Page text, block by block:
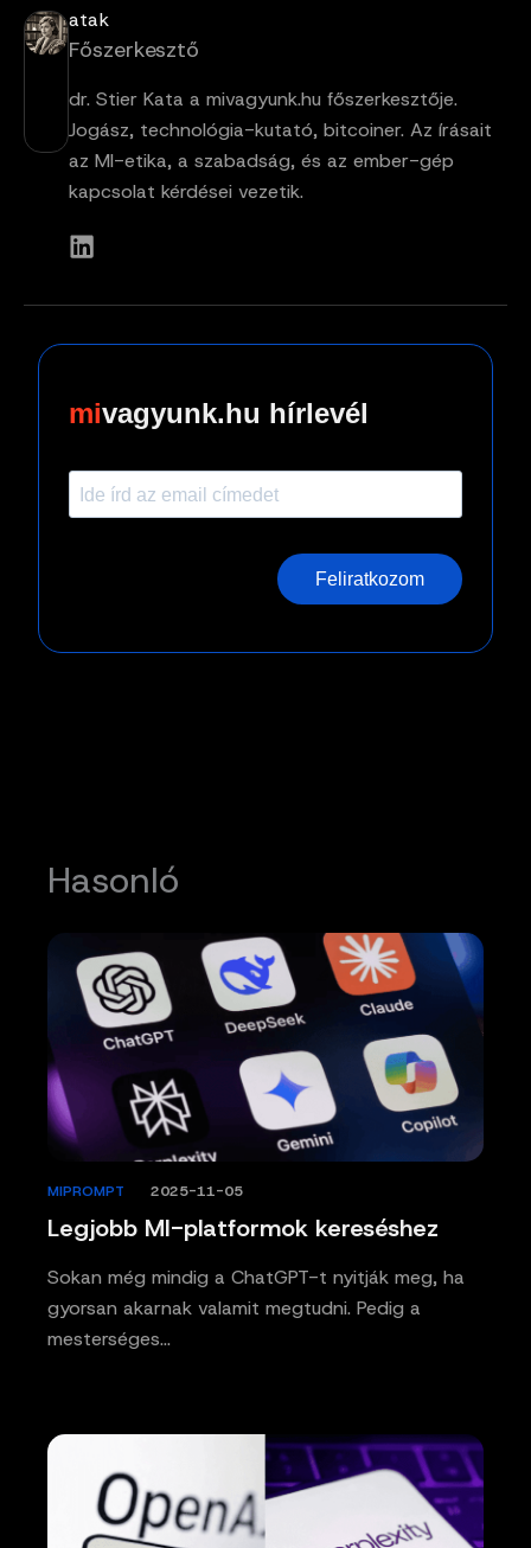
atak
Főszerkesztő
dr. Stier Kata a mivagyunk.hu főszerkesztője.
Jogász, technológia-kutató, bitcoiner. Az írásait
az MI-etika, a szabadság, és az ember-gép
kapcsolat kérdései vezetik.
vagyunk.hu hírlevél
Feliratkozom
Hasonló
Legjobb MI-platformok kereséshez
MIPROMPT 2025-11-05
Sokan még mindig a ChatGPT-t nyitják meg, ha
gyorsan akarnak valamit megtudni. Pedig a
mesterséges…